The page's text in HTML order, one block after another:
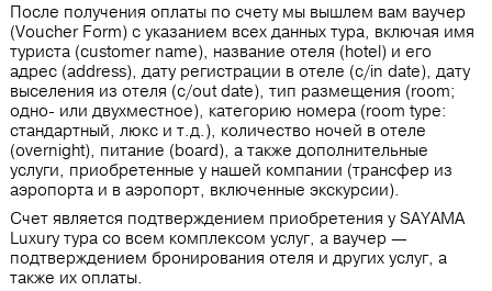
После получения оплаты по счету мы вышлем вам ваучер
(Voucher Form) с указанием всех данных тура, включая имя
туриста (customer name), название отеля (hotel) и его
адрес (address), дату регистрации в отеле (c/in date), дату
выселения из отеля (c/out date), тип размещения (room;
одно- или двухместное), категорию номера (room type:
стандартный, люкс и т.д.), количество ночей в отеле
(overnight), питание (board), а также дополнительные
услуги, приобретенные у нашей компании (трансфер из
аэропорта и в аэропорт, включенные экскурсии).
Счет является подтверждением приобретения у SAYAMA
Luxury тура со всем комплексом услуг, а ваучер —
подтверждением бронирования отеля и других услуг, а
также их оплаты.